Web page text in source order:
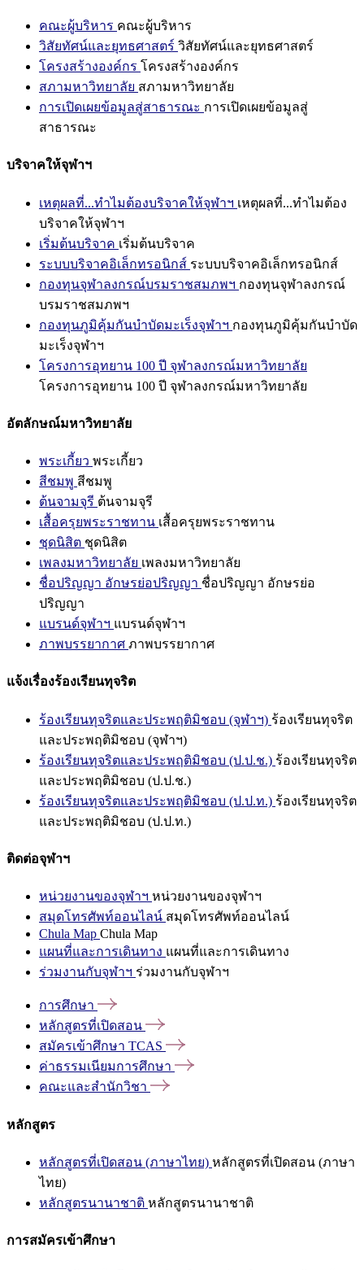
คณะผู้บริหาร คณะผู้บริหาร
วิสัยทัศน์และยุทธศาสตร์ วิสัยทัศน์และยุทธศาสตร์
โครงสร้างองค์กร โครงสร้างองค์กร
สภามหาวิทยาลัย สภามหาวิทยาลัย
การเปิดเผยข้อมูลสู่สาธารณะ การเปิดเผยข้อมูลสู่
สาธารณะ
บริจาคให้จุฬาฯ
เหตุผลที่...ทำไมต้องบริจาคให้จุฬาฯ เหตุผลที่...ทำไมต้อง
บริจาคให้จุฬาฯ
เริ่มต้นบริจาค เริ่มต้นบริจาค
ระบบบริจาคอิเล็กทรอนิกส์ ระบบบริจาคอิเล็กทรอนิกส์
กองทุนจุฬาลงกรณ์บรมราชสมภพฯ กองทุนจุฬาลงกรณ์
บรมราชสมภพฯ
กองทุนภูมิคุ้มกันบำบัดมะเร็งจุฬาฯ กองทุนภูมิคุ้มกันบำบัด
มะเร็งจุฬาฯ
โครงการอุทยาน 100 ปี จุฬาลงกรณ์มหาวิทยาลัย
โครงการอุทยาน 100 ปี จุฬาลงกรณ์มหาวิทยาลัย
อัตลักษณ์มหาวิทยาลัย
พระเกี้ยว พระเกี้ยว
สีชมพู สีชมพู
ต้นจามจุรี ต้นจามจุรี
เสื้อครุยพระราชทาน เสื้อครุยพระราชทาน
ชุดนิสิต ชุดนิสิต
เพลงมหาวิทยาลัย เพลงมหาวิทยาลัย
ชื่อปริญญา อักษรย่อปริญญา ชื่อปริญญา อักษรย่อ
ปริญญา
แบรนด์จุฬาฯ แบรนด์จุฬาฯ
ภาพบรรยากาศ ภาพบรรยากาศ
แจ้งเรื่องร้องเรียนทุจริต
ร้องเรียนทุจริตและประพฤติมิชอบ (จุฬาฯ) ร้องเรียนทุจริต
และประพฤติมิชอบ (จุฬาฯ)
ร้องเรียนทุจริตและประพฤติมิชอบ (ป.ป.ช.) ร้องเรียนทุจริต
และประพฤติมิชอบ (ป.ป.ช.)
ร้องเรียนทุจริตและประพฤติมิชอบ (ป.ป.ท.) ร้องเรียนทุจริต
และประพฤติมิชอบ (ป.ป.ท.)
ติดต่อจุฬาฯ
หน่วยงานของจุฬาฯ หน่วยงานของจุฬาฯ
สมุดโทรศัพท์ออนไลน์ สมุดโทรศัพท์ออนไลน์
Chula Map Chula Map
แผนที่และการเดินทาง แผนที่และการเดินทาง
ร่วมงานกับจุฬาฯ ร่วมงานกับจุฬาฯ
การศึกษา
หลักสูตรที่เปิดสอน
สมัครเข้าศึกษา TCAS
ค่าธรรมเนียมการศึกษา
คณะและสำนักวิชา
หลักสูตร
หลักสูตรที่เปิดสอน (ภาษาไทย) หลักสูตรที่เปิดสอน (ภาษา
ไทย)
หลักสูตรนานาชาติ หลักสูตรนานาชาติ
การสมัครเข้าศึกษา